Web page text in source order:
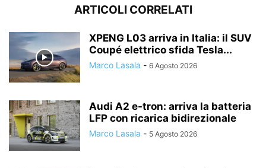
ARTICOLI CORRELATI
XPENG L03 arriva in Italia: il SUV
Coupé elettrico sfida Tesla...
Marco Lasala - 6 Agosto 2026
Audi A2 e-tron: arriva la batteria
LFP con ricarica bidirezionale
Marco Lasala - 5 Agosto 2026